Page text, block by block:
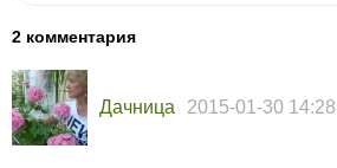
2 комментария
Дачница 2015-01-30